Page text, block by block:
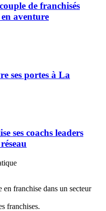
de franchisés
aventure
ses portes à La
ses coachs leaders
franchise dans un secteur
franchises.